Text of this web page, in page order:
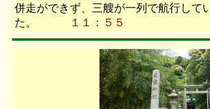
併走ができず、三艘が一列で航行し
た。
１１：５５